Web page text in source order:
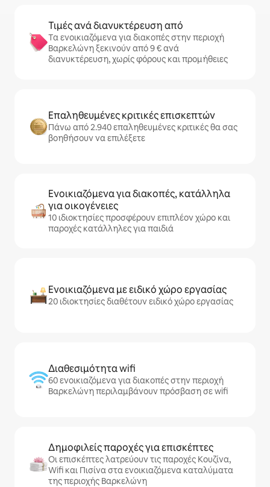
Τιμές ανά διανυκτέρευση από
Τα ενοικιαζόμενα για διακοπές στην περιοχή
Βαρκελώνη ξεκινούν από 9 € ανά
διανυκτέρευση, χωρίς φόρους και προμήθειες
Επαληθευμένες κριτικές επισκεπτών
Πάνω από 2.940 επαληθευμένες κριτικές θα σας
βοηθήσουν να επιλέξετε
Ενοικιαζόμενα για διακοπές, κατάλληλα
για οικογένειες
10 ιδιοκτησίες προσφέρουν επιπλέον χώρο και
παροχές κατάλληλες για παιδιά
Ενοικιαζόμενα με ειδικό χώρο εργασίας
20 ιδιοκτησίες διαθέτουν ειδικό χώρο εργασίας
Διαθεσιμότητα wifi
60 ενοικιαζόμενα για διακοπές στην περιοχή
Βαρκελώνη περιλαμβάνουν πρόσβαση σε wifi
Δημοφιλείς παροχές για επισκέπτες
Οι επισκέπτες λατρεύουν τις παροχές Κουζίνα,
Wifi και Πισίνα στα ενοικιαζόμενα καταλύματα
της περιοχής Βαρκελώνη